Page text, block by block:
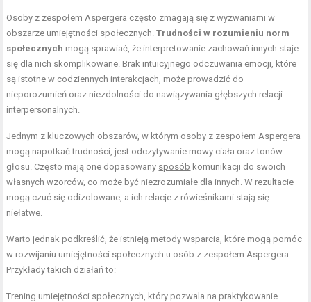
Osoby z zespołem Aspergera często zmagają się z wyzwaniami w
obszarze umiejętności społecznych.Trudności w rozumieniu norm
społecznych mogą sprawiać, że interpretowanie zachowań innych staje
się dla nich skomplikowane. Brak intuicyjnego odczuwania emocji, które
są istotne w codziennych interakcjach, może prowadzić do
nieporozumień oraz niezdolności do nawiązywania głębszych relacji
interpersonalnych.
Jednym z kluczowych obszarów, w którym osoby z zespołem Aspergera
mogą napotkać trudności, jest odczytywanie mowy ciała oraz tonów
głosu. Często mają one dopasowany sposób komunikacji do swoich
własnych wzorców, co może być niezrozumiałe dla innych. W rezultacie
mogą czuć się odizolowane, a ich relacje z rówieśnikami stają się
niełatwe.
Warto jednak podkreślić, że istnieją metody wsparcia, które mogą pomóc
w rozwijaniu umiejętności społecznych u osób z zespołem Aspergera.
Przykłady takich działań to:
Trening umiejętności społecznych, który pozwala na praktykowanie